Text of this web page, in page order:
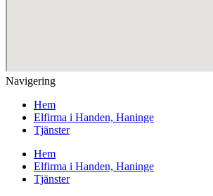
Navigering
Hem
Elfirma i Handen, Haninge
Tjänster
Hem
Elfirma i Handen, Haninge
Tjänster